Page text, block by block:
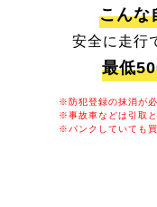
こんな
安全に走行
最低
※防犯登録の抹消が必
※事故車などは引取と
※パンクしていても